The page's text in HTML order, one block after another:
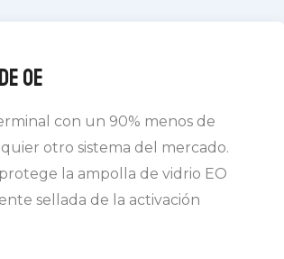
OE
con un 90% menos de
otro sistema del mercado.
la ampolla de vidrio EO
sellada de la activación